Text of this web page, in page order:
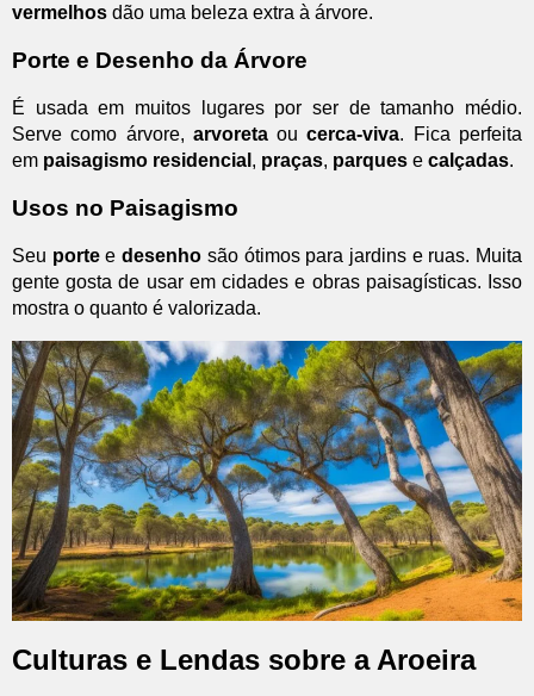
vermelhos dão uma beleza extra à árvore.
Porte e Desenho da Árvore
É usada em muitos lugares por ser de tamanho médio.
Serve como árvore, arvoretaoucerca-viva. Fica perfeita
em paisagismo residencial , praças, parques e calçadas.
Usos no Paisagismo
Seu porteedesenho são ótimos para jardins e ruas. Muita
gente gosta de usar em cidades e obras paisagísticas. Isso
mostra o quanto é valorizada.
Culturas e Lendas sobre a Aroeira